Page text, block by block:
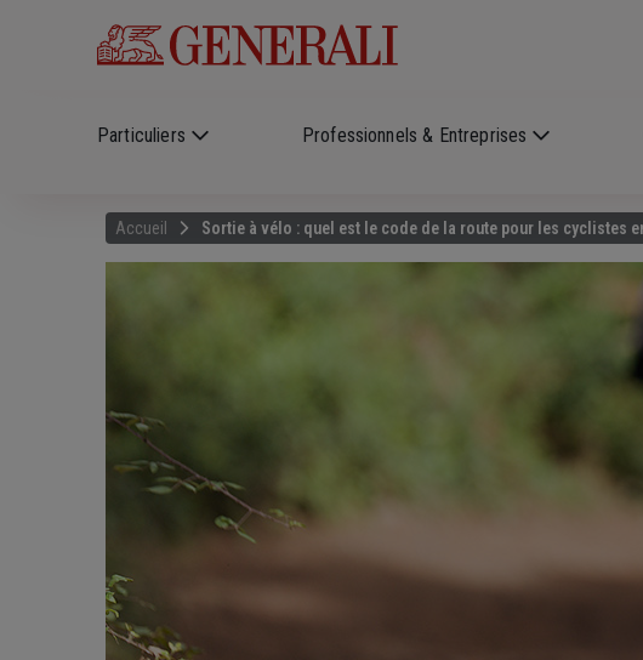
Particuliers Professionnels & Entreprises
Accueil Sortie à vélo : quel est le code de la route pour les cyclistes